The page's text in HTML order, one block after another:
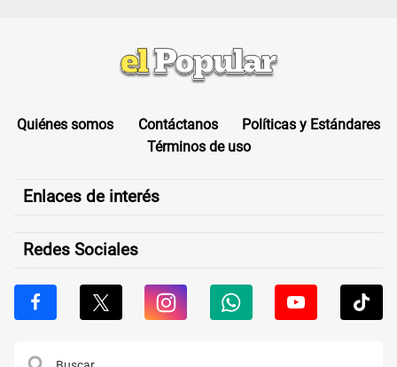
Quiénes somos Contáctanos
Políticas y Estándares
Términos de uso
Enlaces de interés
Redes Sociales